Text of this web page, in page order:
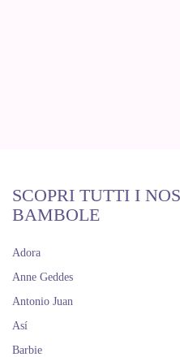
SCOPRI TUTTI I
BAMBOLE
Adora
Anne Geddes
Antonio Juan
Así
Barbie